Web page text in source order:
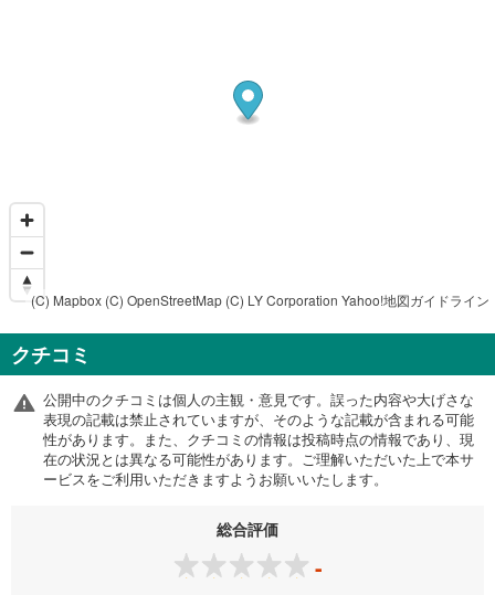
(C) Mapbox (C) OpenStreetMap (C) LY Corporation Yahoo!地図ガイドライン
クチコミ
公開中のクチコミは個人の主観・意見です。誤った内容や大げさな
表現の記載は禁止されていますが、そのような記載が含まれる可能
性があります。また、クチコミの情報は投稿時点の情報であり、現
在の状況とは異なる可能性があります。ご理解いただいた上で本サ
ービスをご利用いただきますようお願いいたします。
総合評価
-